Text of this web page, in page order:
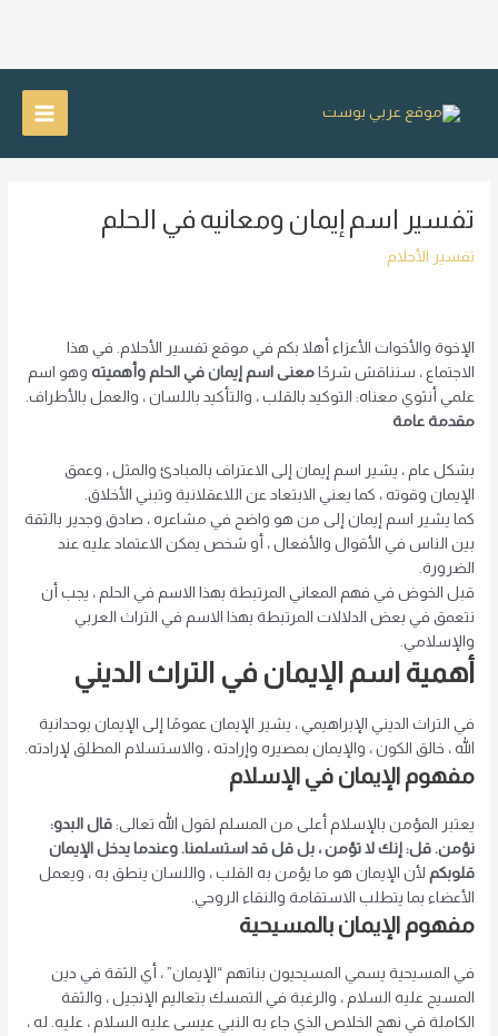
Main
تفسير اسم إيمان ومعانيه في الحلم
تفسير الأحلام
الإخوة والأخوات الأعزاء أهلا بكم في موقع تفسير الأحلام. في هذا
الاجتماع ، سنناقش شرحًا معنى اسم إيمان في الحلم وأهميته وهو اسم
علمي أنثوي معناه: التوكيد بالقلب ، والتأكيد باللسان ، والعمل بالأطراف.
مقدمة عامة
بشكل عام ، يشير اسم إيمان إلى الاعتراف بالمبادئ والمثل ، وعمق
الإيمان وقوته ، كما يعني الابتعاد عن اللاعقلانية وتبني الأخلاق.
كما يشير اسم إيمان إلى من هو واضح في مشاعره ، صادق وجدير بالثقة
بين الناس في الأقوال والأفعال ، أو شخص يمكن الاعتماد عليه عند
الضرورة.
قبل الخوض في فهم المعاني المرتبطة بهذا الاسم في الحلم ، يجب أن
نتعمق في بعض الدلالات المرتبطة بهذا الاسم في التراث العربي
والإسلامي.
أهمية اسم الإيمان في التراث الديني
في التراث الديني الإبراهيمي ، يشير الإيمان عمومًا إلى الإيمان بوحدانية
الله ، خالق الكون ، والإيمان بمصيره وإرادته ، والاستسلام المطلق لإرادته.
مفهوم الإيمان في الإسلام
يعتبر المؤمن بالإسلام أعلى من المسلم لقول الله تعالى:قال البدو:
نؤمن. قل: إنك لا تؤمن ، بل قل قد استسلمنا. وعندما يدخل الإيمان
قلوبكم لأن الإيمان هو ما يؤمن به القلب ، واللسان ينطق به ، ويعمل
الأعضاء بما يتطلب الاستقامة والنقاء الروحي.
مفهوم الإيمان بالمسيحية
في المسيحية يسمي المسيحيون بناتهم “الإيمان” ، أي الثقة في دين
المسيح عليه السلام ، والرغبة في التمسك بتعاليم الإنجيل ، والثقة
الكاملة في نهج الخلاص الذي جاء به النبي عيسى عليه السلام ، عليه. له ،